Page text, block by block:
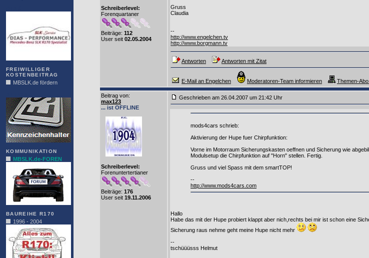
FREIWILLIGER
KOSTENBEITRAG
MBSLK.de fördern
KOMMUNIKATION
MBSLK.de-FOREN
BAUREIHE R170
1996 - 2004
Schreiberlevel:
Forenquartaner
Beiträge: 112
User seit 02.05.2004
Gruss
Claudia
--
http://www.engelchen.tv
http://www.borgmann.tv
Antworten Antworten mit Zitat
E-Mail an Engelchen Moderatoren-Team informieren Themen-
Beitrag von:
max123
... ist OFFLINE
Schreiberlevel:
Forenuntertertianer
Beiträge: 176
User seit 19.11.2006
Geschrieben am 26.04.2007 um 21:42 Uhr
mods4cars schrieb:
Aktivierung der Hupe fuer Chirpfunktion:
Vorne im Motorraum Sicherungskasten oeffnen und Sicherung wie
Modulsetup die Chirpfunktion auf "Horn" stellen. Fertig.
Gruss und viel Spass mit dem smartTOP!
--
http://www.mods4cars.com
Hallo
Habe das mit der Hupe probiert klappt aber nich,rechts bei mir ist schon eine
Sicherung raus nehme geht meine Hupe nicht mehr
--
tschüüüsss Helmut